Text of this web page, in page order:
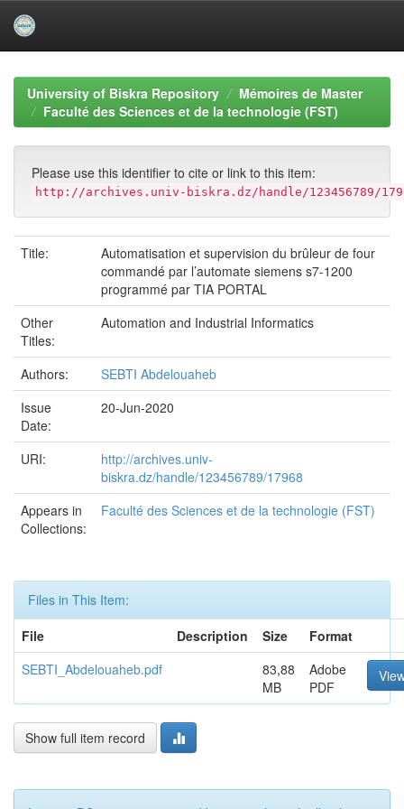
navigationUniversity of Biskra Repository
Mémoires de Master
Faculté des Sciences et de la technologie (FST)
Please use this identifier to cite or link to this item:
http://archives.univ-biskra.dz/handle/123456789/
Title:
Automatisation et supervision du brûleur de four
commandé par l’automate siemens s7-1200
programmé par TIA PORTAL
Other
Titles:
Automation and Industrial Informatics
Authors:
SEBTI Abdelouaheb
Issue
Date:
20-Jun-2020
URI:
http://archives.univ-
biskra.dz/handle/123456789/17968
Appears in
Collections:
Faculté des Sciences et de la technologie (FST)
Files in This Item:
File
Description Size
Format
SEBTI_Abdelouaheb.pdf
83,88
MB
Adobe
PDF
Show full item record